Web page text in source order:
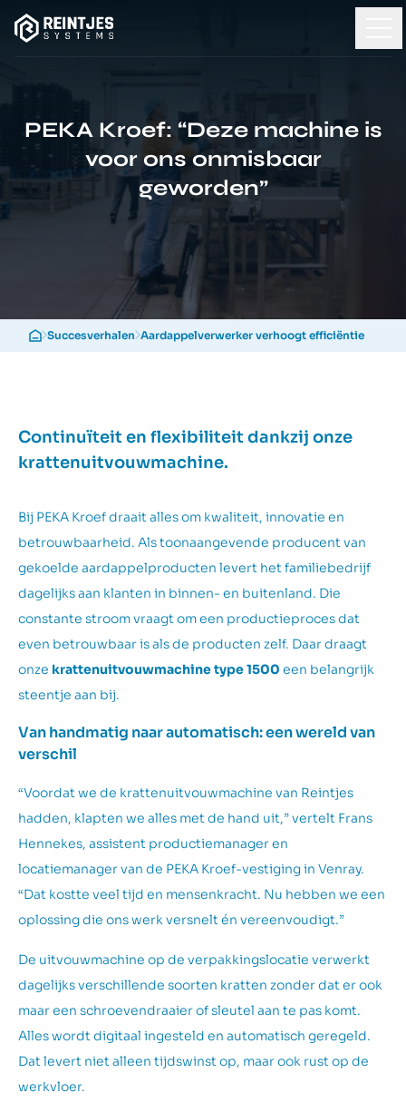
PEKA Kroef: “Deze machine is
voor ons onmisbaar
geworden”
Succesverhalen Aardappelverwerker verhoogt efficiëntie
Continuïteit en flexibiliteit dankzij onze
krattenuitvouwmachine.
Bij PEKA Kroef draait alles om kwaliteit, innovatie en
betrouwbaarheid. Als toonaangevende producent van
gekoelde aardappelproducten levert het familiebedrijf
dagelijks aan klanten in binnen- en buitenland. Die
constante stroom vraagt om een productieproces dat
even betrouwbaar is als de producten zelf. Daar draagt
onze krattenuitvouwmachine type 1500 een belangrijk
steentje aan bij.
Van handmatig naar automatisch: een wereld van
verschil
“Voordat we de krattenuitvouwmachine van Reintjes
hadden, klapten we alles met de hand uit,” vertelt Frans
Hennekes, assistent productiemanager en
locatiemanager van de PEKA Kroef-vestiging in Venray.
“Dat kostte veel tijd en mensenkracht. Nu hebben we een
oplossing die ons werk versnelt én vereenvoudigt.”
De uitvouwmachine op de verpakkingslocatie verwerkt
dagelijks verschillende soorten kratten zonder dat er ook
maar een schroevendraaier of sleutel aan te pas komt.
Alles wordt digitaal ingesteld en automatisch geregeld.
Dat levert niet alleen tijdswinst op, maar ook rust op de
werkvloer.